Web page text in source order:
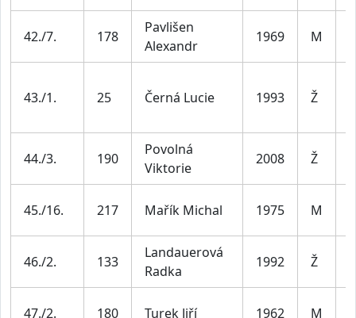
42./7. 178
Pavlišen
Alexandr
1969 M
43./1. 25 Černá Lucie 1993 Ž
44./3. 190
Povolná
Viktorie
2008 Ž
45./16. 217 Mařík Michal 1975 M
46./2. 133
Landauerová
Radka
1992 Ž
47./2. 180 Turek Jiří 1962 M